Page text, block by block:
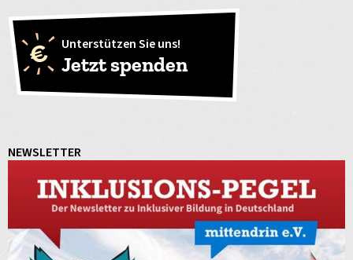
Unterstützen Sie uns!
Jetzt spenden
NEWSLETTER